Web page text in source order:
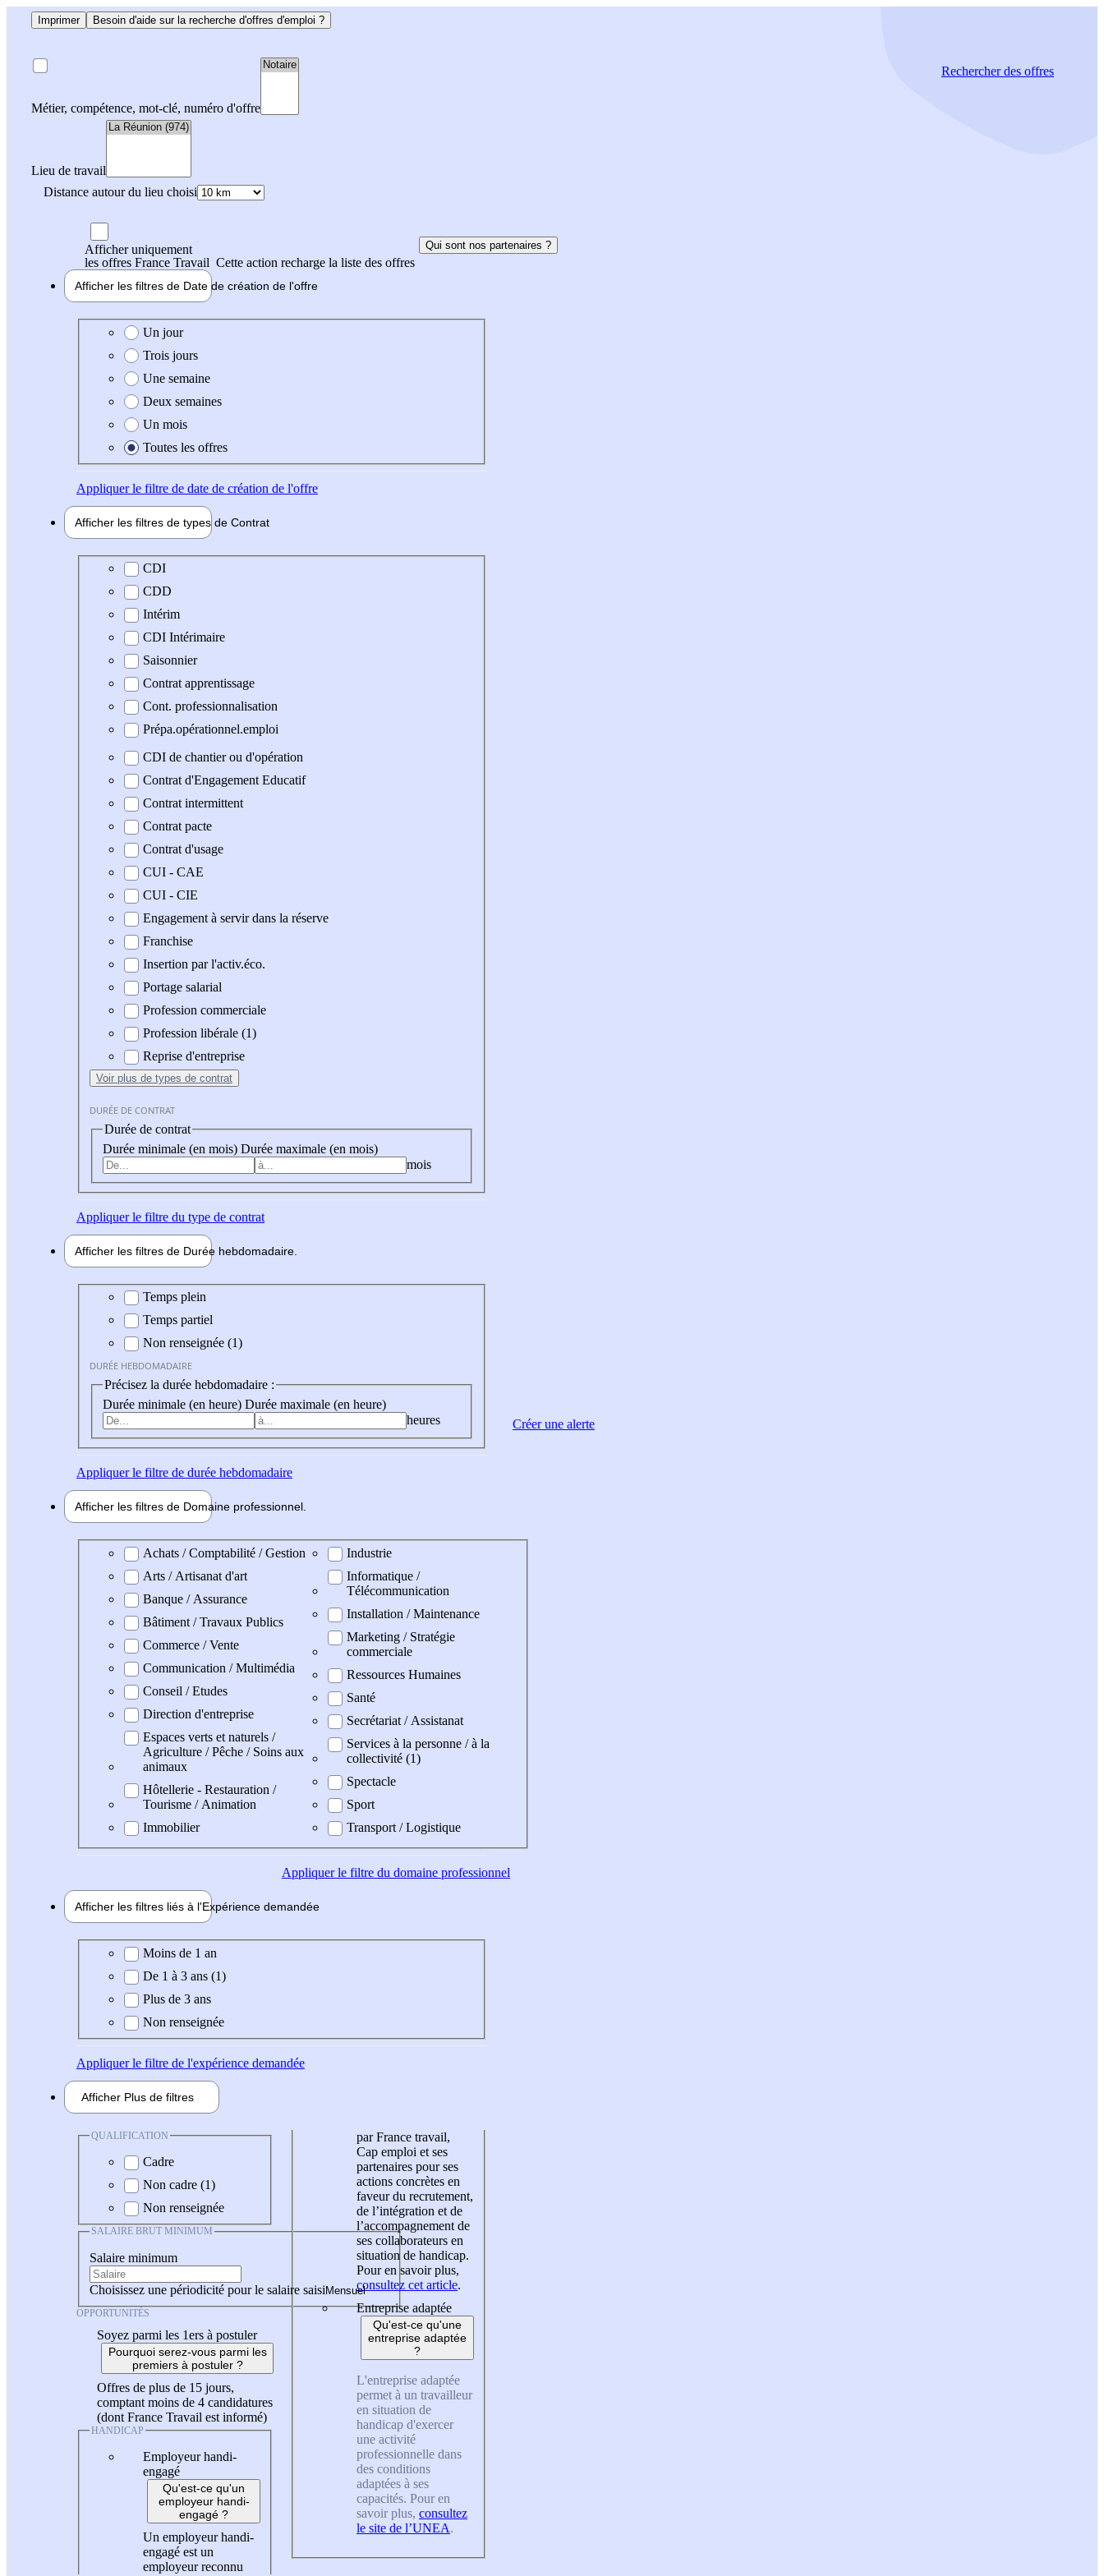
Imprimer Besoin d'aide sur la recherche d'offres d'emploi ?
Métier, compétence, mot-clé, numéro d'offre
Lieu de travail
Distance autour du lieu choisi
Rechercherdes offres
Afficher uniquement
les offres France Travail Cette action recharge la liste des offres
Qui sont nos partenaires ?
Afficher les filtres de Date de création de l'offre
Date de création de l'offre
Un jour
Trois jours
Une semaine
Deux semaines
Un mois
Toutes les offres
Appliquerle filtre de date de création de l'offre
Afficher les filtres de types de Contrat
Type de contrat
CDI
CDD
Intérim
CDI Intérimaire
Saisonnier
Contrat apprentissage
Cont. professionnalisation
Prépa.opérationnel.emploi
CDI de chantier ou d'opération
Contrat d'Engagement Educatif
Contrat intermittent
Contrat pacte
Contrat d'usage
CUI - CAE
CUI - CIE
Engagement à servir dans la réserve
Franchise
Insertion par l'activ.éco.
Portage salarial
Profession commerciale
Profession libérale (1)
Reprise d'entreprise
Voir plus de types de contrat
DURÉE DE CONTRAT
Durée de contrat
Durée minimale (en mois) Durée maximale (en mois)
mois
Appliquerle filtre du type de contrat
Afficher les filtres de Durée hebdomadaire
Durée hebdomadaire
Temps plein
Temps partiel
Non renseignée (1)
DURÉE HEBDOMADAIRE
Précisez la durée hebdomadaire :
Durée minimale (en heure) Durée maximale (en heure)
heures
Appliquerle filtre de durée hebdomadaire
Afficher les filtres de Domaine professionnel
Domaine professionel
Achats / Comptabilité / Gestion
Arts / Artisanat d'art
Banque / Assurance
Bâtiment / Travaux Publics
Commerce / Vente
Communication / Multimédia
Conseil / Etudes
Direction d'entreprise
Espaces verts et naturels /
Agriculture / Pêche / Soins aux
animaux
Hôtellerie - Restauration /
Tourisme / Animation
Immobilier
Industrie
Informatique /
Télécommunication
Installation / Maintenance
Marketing / Stratégie
commerciale
Ressources Humaines
Santé
Secrétariat / Assistanat
Services à la personne / à la
collectivité (1)
Spectacle
Sport
Transport / Logistique
Appliquerle filtre du domaine professionnel
Afficher les filtres liés à l'Expérience demandée
Expérience demandée
Moins de 1 an
De 1 à 3 ans (1)
Plus de 3 ans
Non renseignée
Appliquerle filtre de l'expérience demandée
Afficher Plus de filtres
QUALIFICATION
Cadre
Non cadre (1)
Non renseignée
SALAIRE BRUT MINIMUM
Salaire minimum
Choisissez une périodicité pour le salaire saisi
OPPORTUNITÉS
Soyez parmi les 1ers à postuler
Pourquoi serez-vous parmi les
premiers à postuler ?
Offres de plus de 15 jours,
comptant moins de 4 candidatures
(dont France Travail est informé)
HANDICAP
Employeur handi-
engagé
Qu'est-ce qu'un
employeur handi-
engagé ?
Un employeur handi-
engagé est un
employeur reconnu
par France travail,
Cap emploi et ses
partenaires pour ses
actions concrètes en
faveur du recrutement,
de l’intégration et de
l’accompagnement de
ses collaborateurs en
situation de handicap.
Pour en savoir plus,
consultez cet article.
Entreprise adaptée
Qu'est-ce qu'une
entreprise adaptée
?
L'entreprise adaptée
permet à un travailleur
en situation de
handicap d'exercer
une activité
professionnelle dans
des conditions
adaptées à ses
capacités. Pour en
savoir plus, consultez
le site de l’UNEA.
Créer une alerte